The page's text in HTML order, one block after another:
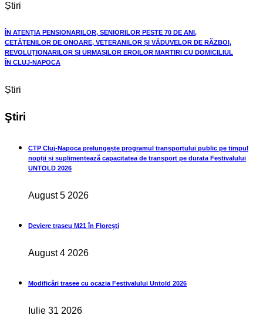
Știri
ÎN ATENŢIA PENSIONARILOR, SENIORILOR PESTE 70 DE ANI,
CETĂȚENILOR DE ONOARE, VETERANILOR ȘI VĂDUVELOR DE RĂZBOI,
REVOLUŢIONARILOR ȘI URMAȘILOR EROILOR MARTIRI CU DOMICILIUL
ȊN CLUJ-NAPOCA
Știri
Ştiri
CTP Cluj-Napoca prelungește programul transportului public pe timpul
nopții și suplimentează capacitatea de transport pe durata Festivalului
UNTOLD 2026
August 5 2026
Deviere traseu M21 în Florești
August 4 2026
Modificări trasee cu ocazia Festivalului Untold 2026
Iulie 31 2026